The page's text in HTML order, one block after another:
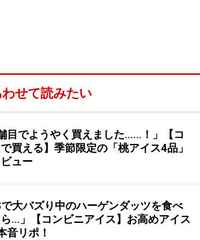
サパサ感はなし！
した食感で、冷蔵されていたから
ず、食べやすい味わい。塩気がき
ーの風味も感じられます。
で、軽い口どけのチーズク
わせて読みたい
目でようやく買えました……！」【コ
買える】季節限定の「桃アイス4品」
ュー
で大バズり中のハーゲンダッツを食べ
…」【コンビニアイス】お高めアイス
音リポ！